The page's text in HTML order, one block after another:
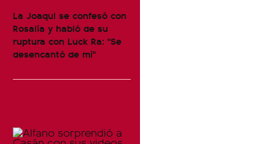
La Joaqui se confesó con
Rosalía y habló de su
ruptura con Luck Ra: "Se
desencantó de mí"